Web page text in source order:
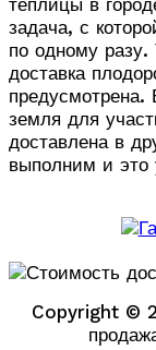
теплицы в
задача, с
по одному
доставка
земля для
доставлена в
выполним и это
Copyright ©